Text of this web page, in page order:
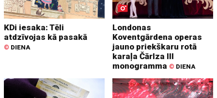
KDi iesaka: Tēli
atdzīvojas kā pasakā
© DIENA
Londonas
Koventgārdena operas
jauno priekškaru rotā
karaļa Čārlza III
monogramma © DIENA